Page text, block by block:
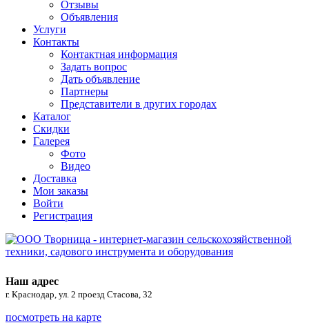
Отзывы
Объявления
Услуги
Контакты
Контактная информация
Задать вопрос
Дать объявление
Партнеры
Представители в других городах
Каталог
Скидки
Галерея
Фото
Видео
Доставка
Мои заказы
Войти
Регистрация
Наш адрес
г. Краснодар, ул. 2 проезд Стасова, 32
посмотреть на карте